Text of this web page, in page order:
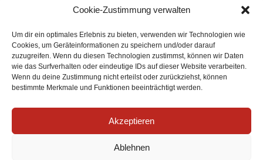
Cookie-Zustimmung verwalten
Um dir ein optimales Erlebnis zu bieten, verwenden wir Technologien wie
Cookies, um Geräteinformationen zu speichern und/oder darauf
zuzugreifen. Wenn du diesen Technologien zustimmst, können wir Daten
wie das Surfverhalten oder eindeutige IDs auf dieser Website verarbeiten.
Wenn du deine Zustimmung nicht erteilst oder zurückziehst, können
bestimmte Merkmale und Funktionen beeinträchtigt werden.
Akzeptieren
Ablehnen
CDU Online
Folgen Sie der CDU Emmerich auf Facebook und Instagram
CDU Emmerich
CDU Emmerich